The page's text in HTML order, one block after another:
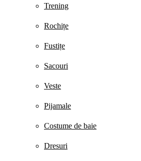
Trening
Rochițe
Fustițe
Sacouri
Veste
Pijamale
Costume de baie
Dresuri